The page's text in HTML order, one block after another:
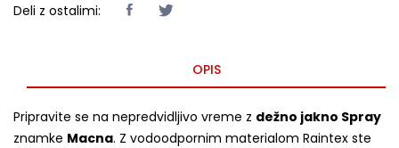
Deli z ostalimi:
OPIS
Pripravite se na nepredvidljivo vreme z dežno jakno Spray
znamke Macna. Z vodoodpornim materialom Raintex ste